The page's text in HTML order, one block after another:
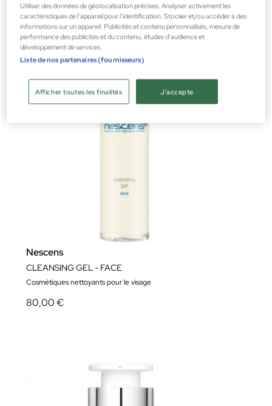
70,00 €
Nescens
CLEANSING GEL - FACE
Cosmétiques nettoyants pour le visage
80,00 €
Utiliser des données de géolocalisation précises. Analyser activement les
caractéristiques de l’appareil pour l’identification. Stocker et/ou accéder à des
informations sur un appareil. Publicités et contenu personnalisés, mesure de
performance des publicités et du contenu, études d’audience et
développement de services.
Liste de nos partenaires (fournisseurs)
J'accepte
Afficher toutes les finalités